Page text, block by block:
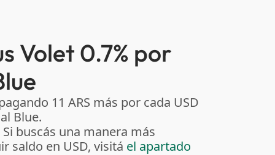
Volet 0.7% por
11 ARS más por cada USD
Blue.
buscás una manera más
saldo en USD, visitá el apartado